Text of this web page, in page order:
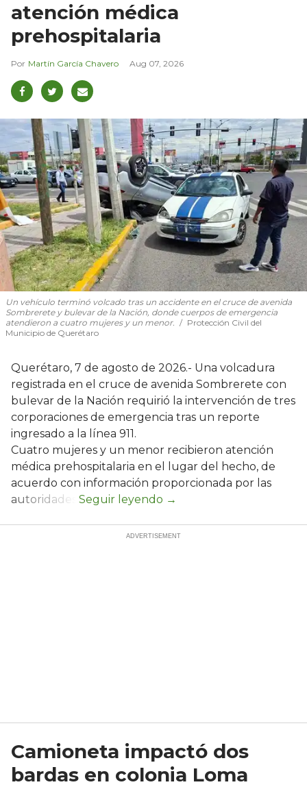
atención médica
prehospitalaria
Martín García Chavero Aug 07, 2026
Un vehículo terminó volcado tras un accidente en el cruce de avenida
Sombrerete y bulevar de la Nación, donde cuerpos de emergencia
atendieron a cuatro mujeres y un menor.
Protección Civil del
Municipio de Querétaro
Querétaro, 7 de agosto de 2026.- Una volcadura
registrada en el cruce de avenida Sombrerete con
bulevar de la Nación requirió la intervención de tres
corporaciones de emergencia tras un reporte
ingresado a la línea 911.
Cuatro mujeres y un menor recibieron atención
médica prehospitalaria en el lugar del hecho, de
acuerdo con información proporcionada por las
autoridades.
Camioneta impactó dos
bardas en colonia Loma